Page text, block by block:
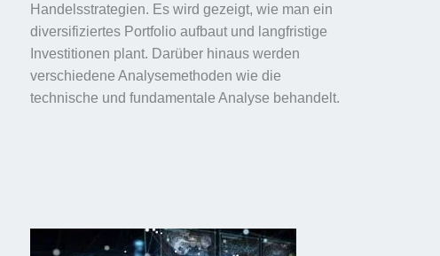
Handelsstrategien. Es wird gezeigt, wie man ein
diversifiziertes Portfolio aufbaut und langfristige
Investitionen plant. Darüber hinaus werden
verschiedene Analysemethoden wie die
technische und fundamentale Analyse behandelt.